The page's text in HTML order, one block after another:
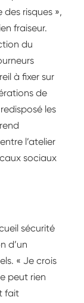
risques »,
fraiseur.
du
à fixer sur
de
les
l’atelier
sociaux
sécurité
d’un
« Je crois
peut rien
fait